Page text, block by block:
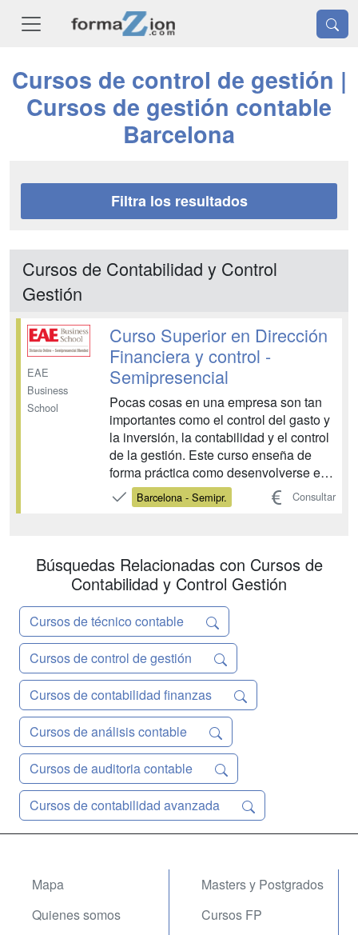
Cursos de control de gestión |
Cursos de gestión contable
Barcelona
Filtra los resultados
Cursos de Contabilidad y Control
Gestión
EAE
Business
School
Curso Superior en Dirección
Financiera y control -
Semipresencial
Pocas cosas en una empresa son tan
importantes como el control del gasto y
la inversión, la contabilidad y el control
de la gestión. Este curso enseña de
forma práctica como desenvolverse en
un área tan vital. Especialmente
enfocado al mundo de la pequeña y
contables que entrarán en ...
Barcelona - Semipr. Consultar
Búsquedas Relacionadas con Cursos de
Contabilidad y Control Gestión
Cursos de técnico contable
Cursos de control de gestión
Cursos de contabilidad finanzas
Cursos de análisis contable
Cursos de auditoria contable
Cursos de contabilidad avanzada
Mapa
Quienes somos
Masters y Postgrados
Cursos FP